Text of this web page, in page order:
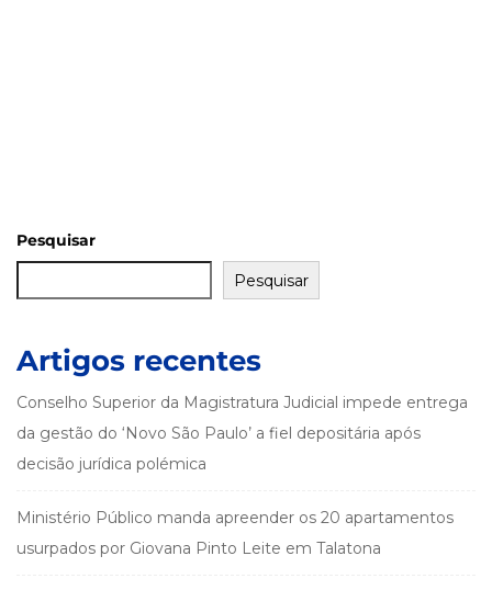
Pesquisar
Pesquisar
Artigos recentes
Conselho Superior da Magistratura Judicial impede entrega
da gestão do ‘Novo São Paulo’ a fiel depositária após
decisão jurídica polémica
Ministério Público manda apreender os 20 apartamentos
usurpados por Giovana Pinto Leite em Talatona